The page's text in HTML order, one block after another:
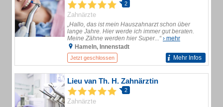
2
Zahnärzte
„Hallo, das ist mein Hauszahnarzt schon über
lange Jahre. Hier werde ich immer gut beraten.
Meine Zähne werden hier Super...“› mehr
Hameln, Innenstadt
Jetzt geschlossen Mehr Infos
Lieu van Th. H. Zahnärztin
2
Zahnärzte